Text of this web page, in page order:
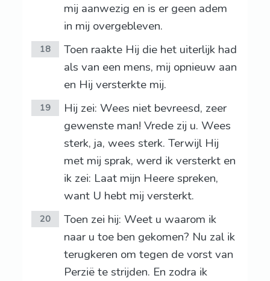
mij aanwezig en is er geen adem
in mij overgebleven.
18
Toen raakte Hij die het uiterlijk had
als van een mens, mij opnieuw aan
en Hij versterkte mij.
19
Hij zei: Wees niet bevreesd, zeer
gewenste man! Vrede zij u. Wees
sterk, ja, wees sterk. Terwijl Hij
met mij sprak, werd ik versterkt en
ik zei: Laat mijn Heere spreken,
want U hebt mij versterkt.
20
Toen zei hij: Weet u waarom ik
naar u toe ben gekomen? Nu zal ik
terugkeren om tegen de vorst van
Perzië te strijden. En zodra ik